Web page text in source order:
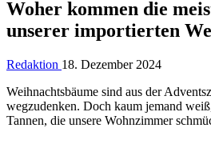
Woher kommen die
unserer importierten
Redaktion 18. Dezember 2024
Weihnachtsbäume sind aus der
wegzudenken. Doch kaum jemand
Tannen, die unsere Wohnzimmer